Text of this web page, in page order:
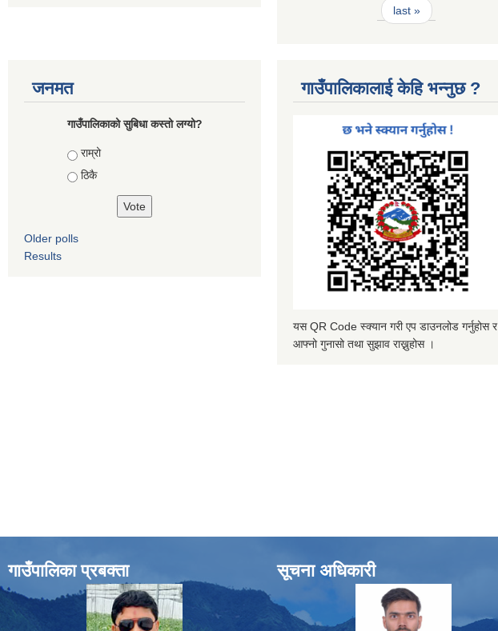
last »
जनमत
गाउँपालिकाको सुबिधा कस्तो लग्यो?
Choices
राम्रो
ठिकै
Older polls
Results
गाउँपालिकालाई केहि भन्नुछ ?
यस QR Code स्क्यान गरी एप डाउनलोड गर्नुहोस र
आफ्नो गुनासो तथा सुझाव राख्नुहोस ।
गाउँपालिका प्रबक्ता सूचना अधिकारी